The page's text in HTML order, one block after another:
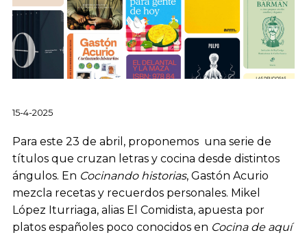
15-4-2025
Para este 23 de abril, proponemos una serie de
títulos que cruzan letras y cocina desde distintos
ángulos. En Cocinando historias, Gastón Acurio
mezcla recetas y recuerdos personales. Mikel
López Iturriaga, alias El Comidista, apuesta por
platos españoles poco conocidos en Cocina de aquí